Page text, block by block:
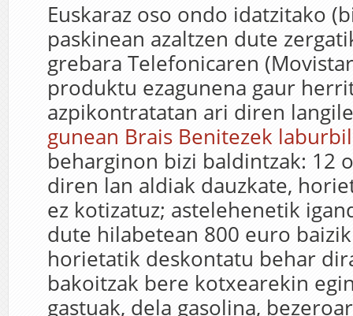
Euskaraz oso ondo idatzitako
paskinean azaltzen dute
grebara Telefonicaren
produktu ezagunena gaur
azpikontratatan ari diren
gunean Brais Benitezek
beharginon bizi baldintzak: 12
diren lan aldiak dauzkate,
ez kotizatuz; astelehenetik
dute hilabetean 800 euro
horietatik deskontatu behar
bakoitzak bere kotxearekin
gastuak, dela gasolina,